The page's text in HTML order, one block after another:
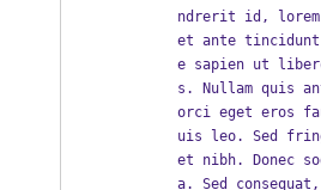
ndrerit id, lorem.
et ante tincidunt
e sapien ut
s. Nullam quis
orci eget eros
uis leo. Sed
et nibh. Donec
a. Sed